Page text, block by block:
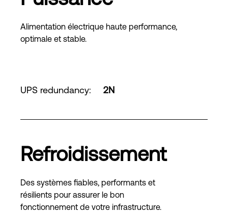
Alimentation électrique haute performance,
optimale et stable.
UPS redundancy: 2N
Refroidissement
Des systèmes fiables, performants et
résilients pour assurer le bon
fonctionnement de votre infrastructure.